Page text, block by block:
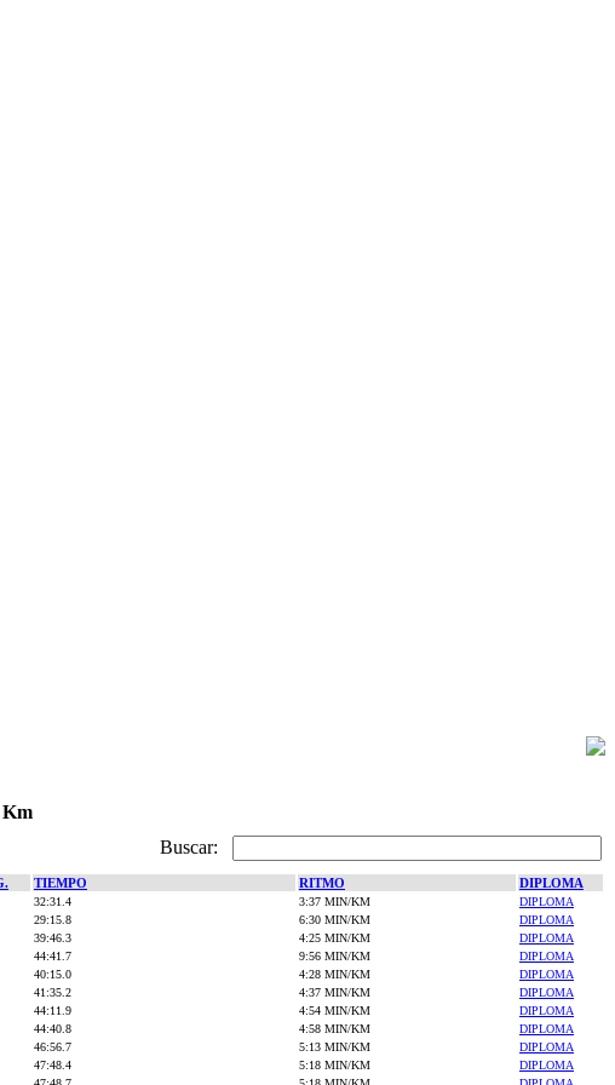
Buscar:
TIEMPO RITMO DIPLOMA
32:31.4 3:37 MIN/KM
DIPLOMA
29:15.8 6:30 MIN/KM
DIPLOMA
39:46.3 4:25 MIN/KM
DIPLOMA
44:41.7 9:56 MIN/KM
DIPLOMA
40:15.0 4:28 MIN/KM
DIPLOMA
41:35.2 4:37 MIN/KM
DIPLOMA
44:11.9 4:54 MIN/KM
DIPLOMA
44:40.8 4:58 MIN/KM
DIPLOMA
46:56.7 5:13 MIN/KM
DIPLOMA
47:48.4 5:18 MIN/KM
DIPLOMA